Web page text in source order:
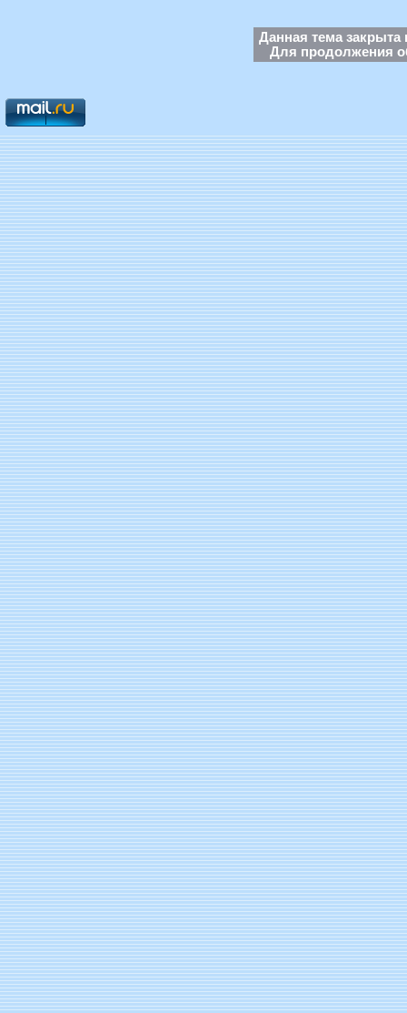
Данная тема закрыта
Для продолжения